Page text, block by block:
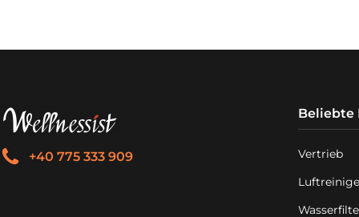
+40 775 333 909
Beliebte
Vertrieb